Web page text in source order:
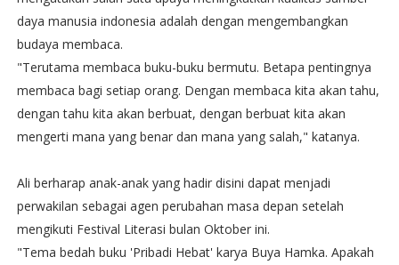
daya manusia indonesia adalah dengan mengembangkan
budaya membaca.
"Terutama membaca buku-buku bermutu. Betapa pentingnya
membaca bagi setiap orang. Dengan membaca kita akan tahu,
dengan tahu kita akan berbuat, dengan berbuat kita akan
mengerti mana yang benar dan mana yang salah," katanya.
Ali berharap anak-anak yang hadir disini dapat menjadi
perwakilan sebagai agen perubahan masa depan setelah
mengikuti Festival Literasi bulan Oktober ini.
"Tema bedah buku 'Pribadi Hebat' karya Buya Hamka. Apakah